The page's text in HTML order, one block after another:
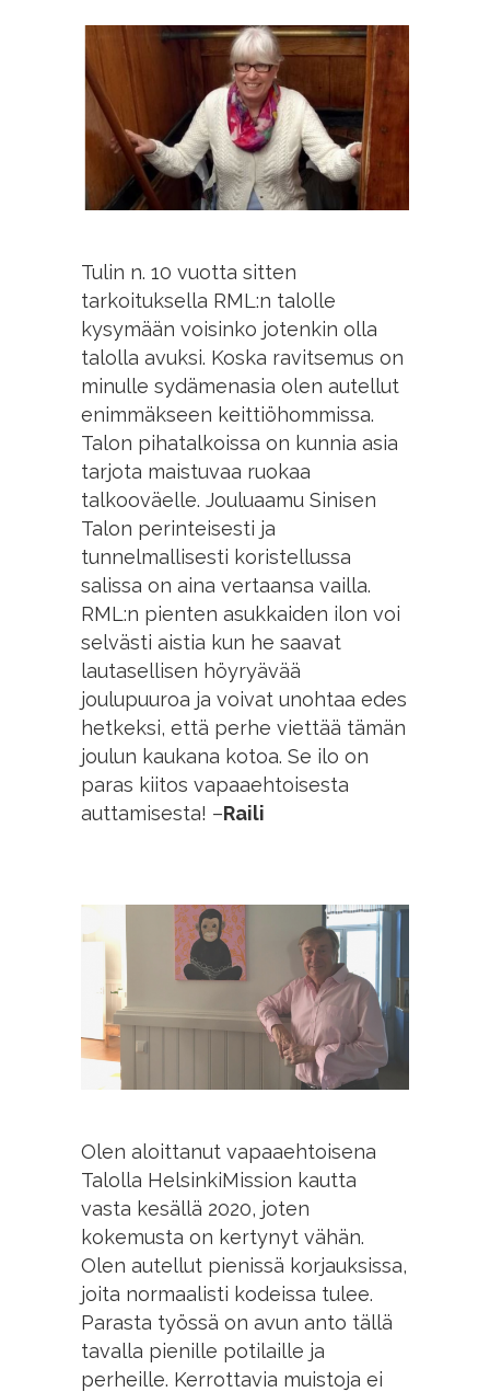
Tulin n. 10 vuotta sitten
tarkoituksella RML:n talolle
kysymään voisinko jotenkin olla
talolla avuksi. Koska ravitsemus on
minulle sydämenasia olen autellut
enimmäkseen keittiöhommissa.
Talon pihatalkoissa on kunnia asia
tarjota maistuvaa ruokaa
talkooväelle. Jouluaamu Sinisen
Talon perinteisesti ja
tunnelmallisesti koristellussa
salissa on aina vertaansa vailla.
RML:n pienten asukkaiden ilon voi
selvästi aistia kun he saavat
lautasellisen höyryävää
joulupuuroa ja voivat unohtaa edes
hetkeksi, että perhe viettää tämän
joulun kaukana kotoa. Se ilo on
paras kiitos vapaaehtoisesta
auttamisesta! –Raili
Olen aloittanut vapaaehtoisena
Talolla HelsinkiMission kautta
vasta kesällä 2020, joten
kokemusta on kertynyt vähän.
Olen autellut pienissä korjauksissa,
joita normaalisti kodeissa tulee.
Parasta työssä on avun anto tällä
tavalla pienille potilaille ja
perheille. Kerrottavia muistoja ei